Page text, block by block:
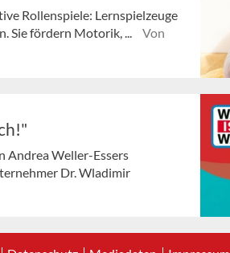
Rollenspiele: Lernspielzeuge
Sie fördern Motorik, ...
Von
Andrea Weller-Essers
Dr. Wladimir